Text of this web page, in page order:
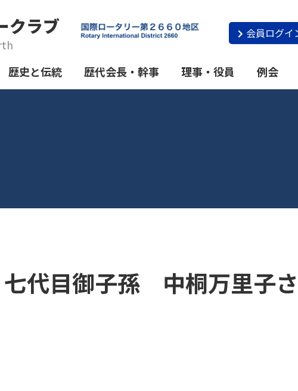
クラブ 会員ログイ
歴史と伝統 歴代会長・幹事 理事・役員 例会
代目御子孫 中桐万里子